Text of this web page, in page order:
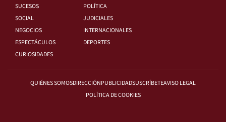
SUCESOS
POLÍTICA
SOCIAL
JUDICIALES
NEGOCIOS
INTERNACIONALES
ESPECTÁCULOS
DEPORTES
CURIOSIDADES
QUIÉNES SOMOSDIRECCIÓNPUBLICIDADSUSCRÍBETEAVISO LEGAL
POLÍTICA DE COOKIES